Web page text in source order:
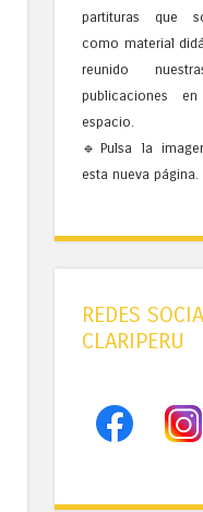
partituras que
como material
reunido
publicaciones
espacio.
🔹Pulsa la
esta nueva página.
REDES
CLARIPERU